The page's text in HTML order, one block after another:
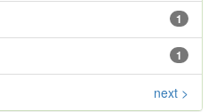
1
1
next >